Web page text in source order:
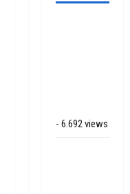
- 6.692 views